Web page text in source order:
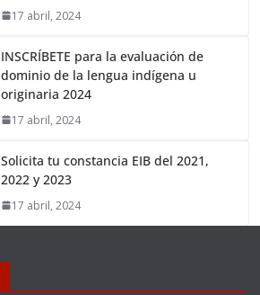
17 abril, 2024
INSCRÍBETE para la evaluación de
dominio de la lengua indígena u
originaria 2024
17 abril, 2024
Solicita tu constancia EIB del 2021,
2022 y 2023
17 abril, 2024